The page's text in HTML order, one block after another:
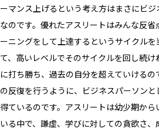
ーマンス上げるという考え方はまさにビ
なのです。優れたアスリートはみんな反
ーニングをして上達するというサイクル
て、高いレベルでそのサイクルを回し続
に打ち勝ち、過去の自分を超えていける
の反復を行うように、ビジネスパーソン
得ているのです。アスリートは幼少期か
いる中で、謙虚、学びに対しての貪欲さ、